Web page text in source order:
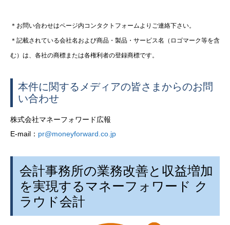
＊お問い合わせはページ内コンタクトフォームよりご連絡下さい。
＊記載されている会社名および商品・製品・サービス名（ロゴマーク等を含
む）は、各社の商標または各権利者の登録商標です。
本件に関するメディアの皆さまからのお問
い合わせ
株式会社マネーフォワード広報
E-mail： pr@moneyforward.co.jp
会計事務所の業務改善と収益増加
を実現するマネーフォワード ク
ラウド会計